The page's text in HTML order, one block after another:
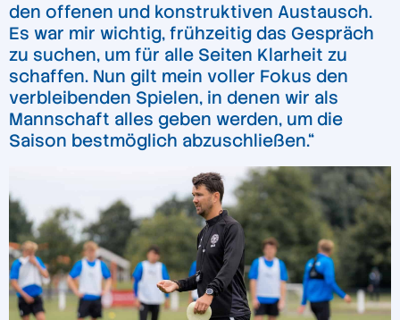
den offenen und konstruktiven Austausch.
Es war mir wichtig, frühzeitig das Gespräch
zu suchen, um für alle Seiten Klarheit zu
schaffen. Nun gilt mein voller Fokus den
verbleibenden Spielen, in denen wir als
Mannschaft alles geben werden, um die
Saison bestmöglich abzuschließen.“